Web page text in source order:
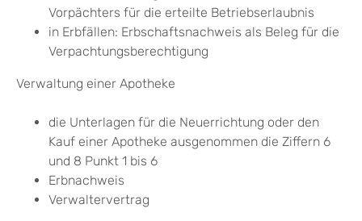
Vorpächters für die erteilte Betriebserlaubnis
in Erbfällen: Erbschaftsnachweis als Beleg für die
Verpachtungsberechtigung
Verwaltung einer Apotheke
die Unterlagen für die Neuerrichtung oder den
Kauf einer Apotheke ausgenommen die Ziffern 6
und 8 Punkt 1 bis 6
Erbnachweis
Verwaltervertrag